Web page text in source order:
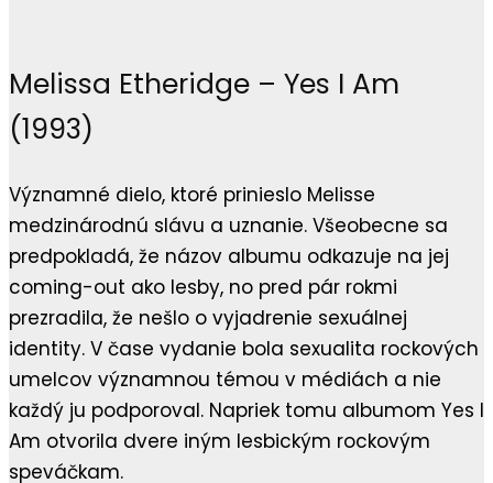
Melissa Etheridge – Yes I Am
(1993)
Významné dielo, ktoré prinieslo Melisse
medzinárodnú slávu a uznanie. Všeobecne sa
predpokladá, že názov albumu odkazuje na jej
coming-out ako lesby, no pred pár rokmi
prezradila, že nešlo o vyjadrenie sexuálnej
identity. V čase vydanie bola sexualita rockových
umelcov významnou témou v médiách a nie
každý ju podporoval. Napriek tomu albumom Yes I
Am otvorila dvere iným lesbickým rockovým
speváčkam.